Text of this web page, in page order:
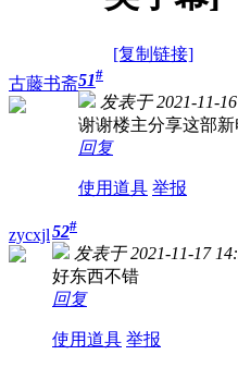
[复制链接]
古藤书斋51#
发表于 2021-11-
谢谢楼主分享这部新
回复
使用道具 举报
zycxjl52#
发表于 2021-11-17
好东西不错
回复
使用道具 举报